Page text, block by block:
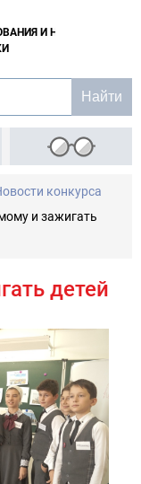
И НАУКИ
конкурса
и зажигать
детей